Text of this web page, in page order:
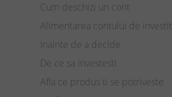
Cum deschizi un cont
Alimentarea contului de investitii
Inainte de a decide
De ce sa investesti
Afla ce produs ti se potriveste